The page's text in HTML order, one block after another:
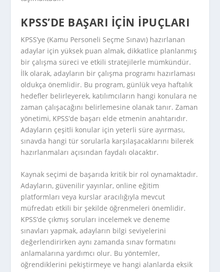
KPSS’DE BAŞARI İÇIN İPUÇLARI
KPSS’ye (Kamu Personeli Seçme Sınavı) hazırlanan
adaylar için yüksek puan almak, dikkatlice planlanmış
bir çalışma süreci ve etkili stratejilerle mümkündür.
İlk olarak, adayların bir çalışma programı hazırlaması
oldukça önemlidir. Bu program, günlük veya haftalık
hedefler belirleyerek, katılımcıların hangi konulara ne
zaman çalışacağını belirlemesine olanak tanır. Zaman
yönetimi, KPSS’de başarı elde etmenin anahtarıdır.
Adayların çeşitli konular için yeterli süre ayırması,
sınavda hangi tür sorularla karşılaşacaklarını bilerek
hazırlanmaları açısından faydalı olacaktır.
Kaynak seçimi de başarıda kritik bir rol oynamaktadır.
Adayların, güvenilir yayınlar, online eğitim
platformları veya kurslar aracılığıyla mevcut
müfredatı etkili bir şekilde öğrenmeleri önemlidir.
KPSS’de çıkmış soruları incelemek ve deneme
sınavları yapmak, adayların bilgi seviyelerini
değerlendirirken aynı zamanda sınav formatını
anlamalarına yardımcı olur. Bu yöntemler,
öğrendiklerini pekiştirmeye ve hangi alanlarda eksik